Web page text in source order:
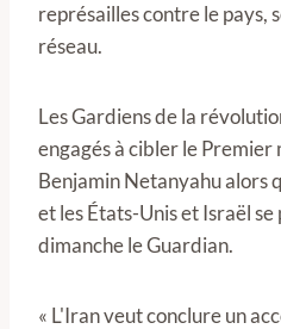
représailles contre le pays,
réseau.
Les Gardiens de la
engagés à cibler le
Benjamin Netanyahu alors
et les États-Unis et Israël
dimanche le Guardian.
« L'Iran veut conclure un